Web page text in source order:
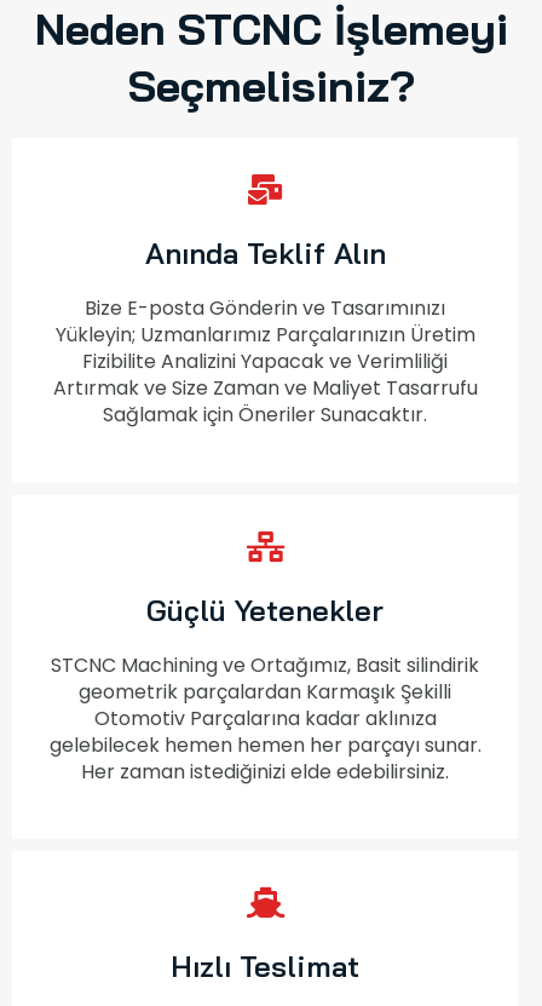
Neden STCNC İşlemeyi
Seçmelisiniz?
Anında Teklif Alın
Bize E-posta Gönderin ve Tasarımınızı
Yükleyin; Uzmanlarımız Parçalarınızın Üretim
Fizibilite Analizini Yapacak ve Verimliliği
Artırmak ve Size Zaman ve Maliyet Tasarrufu
Sağlamak için Öneriler Sunacaktır.
Güçlü Yetenekler
STCNC Machining ve Ortağımız, Basit silindirik
geometrik parçalardan Karmaşık Şekilli
Otomotiv Parçalarına kadar aklınıza
gelebilecek hemen hemen her parçayı sunar.
Her zaman istediğinizi elde edebilirsiniz.
Hızlı Teslimat